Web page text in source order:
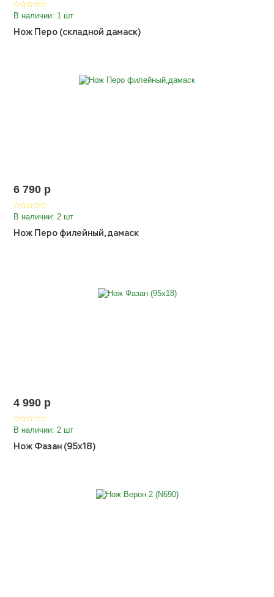
В наличии: 1 шт
Нож Перо (складной дамаск)
6 790 p
В наличии: 2 шт
Нож Перо филейный,дамаск
4 990 p
В наличии: 2 шт
Нож Фазан (95х18)